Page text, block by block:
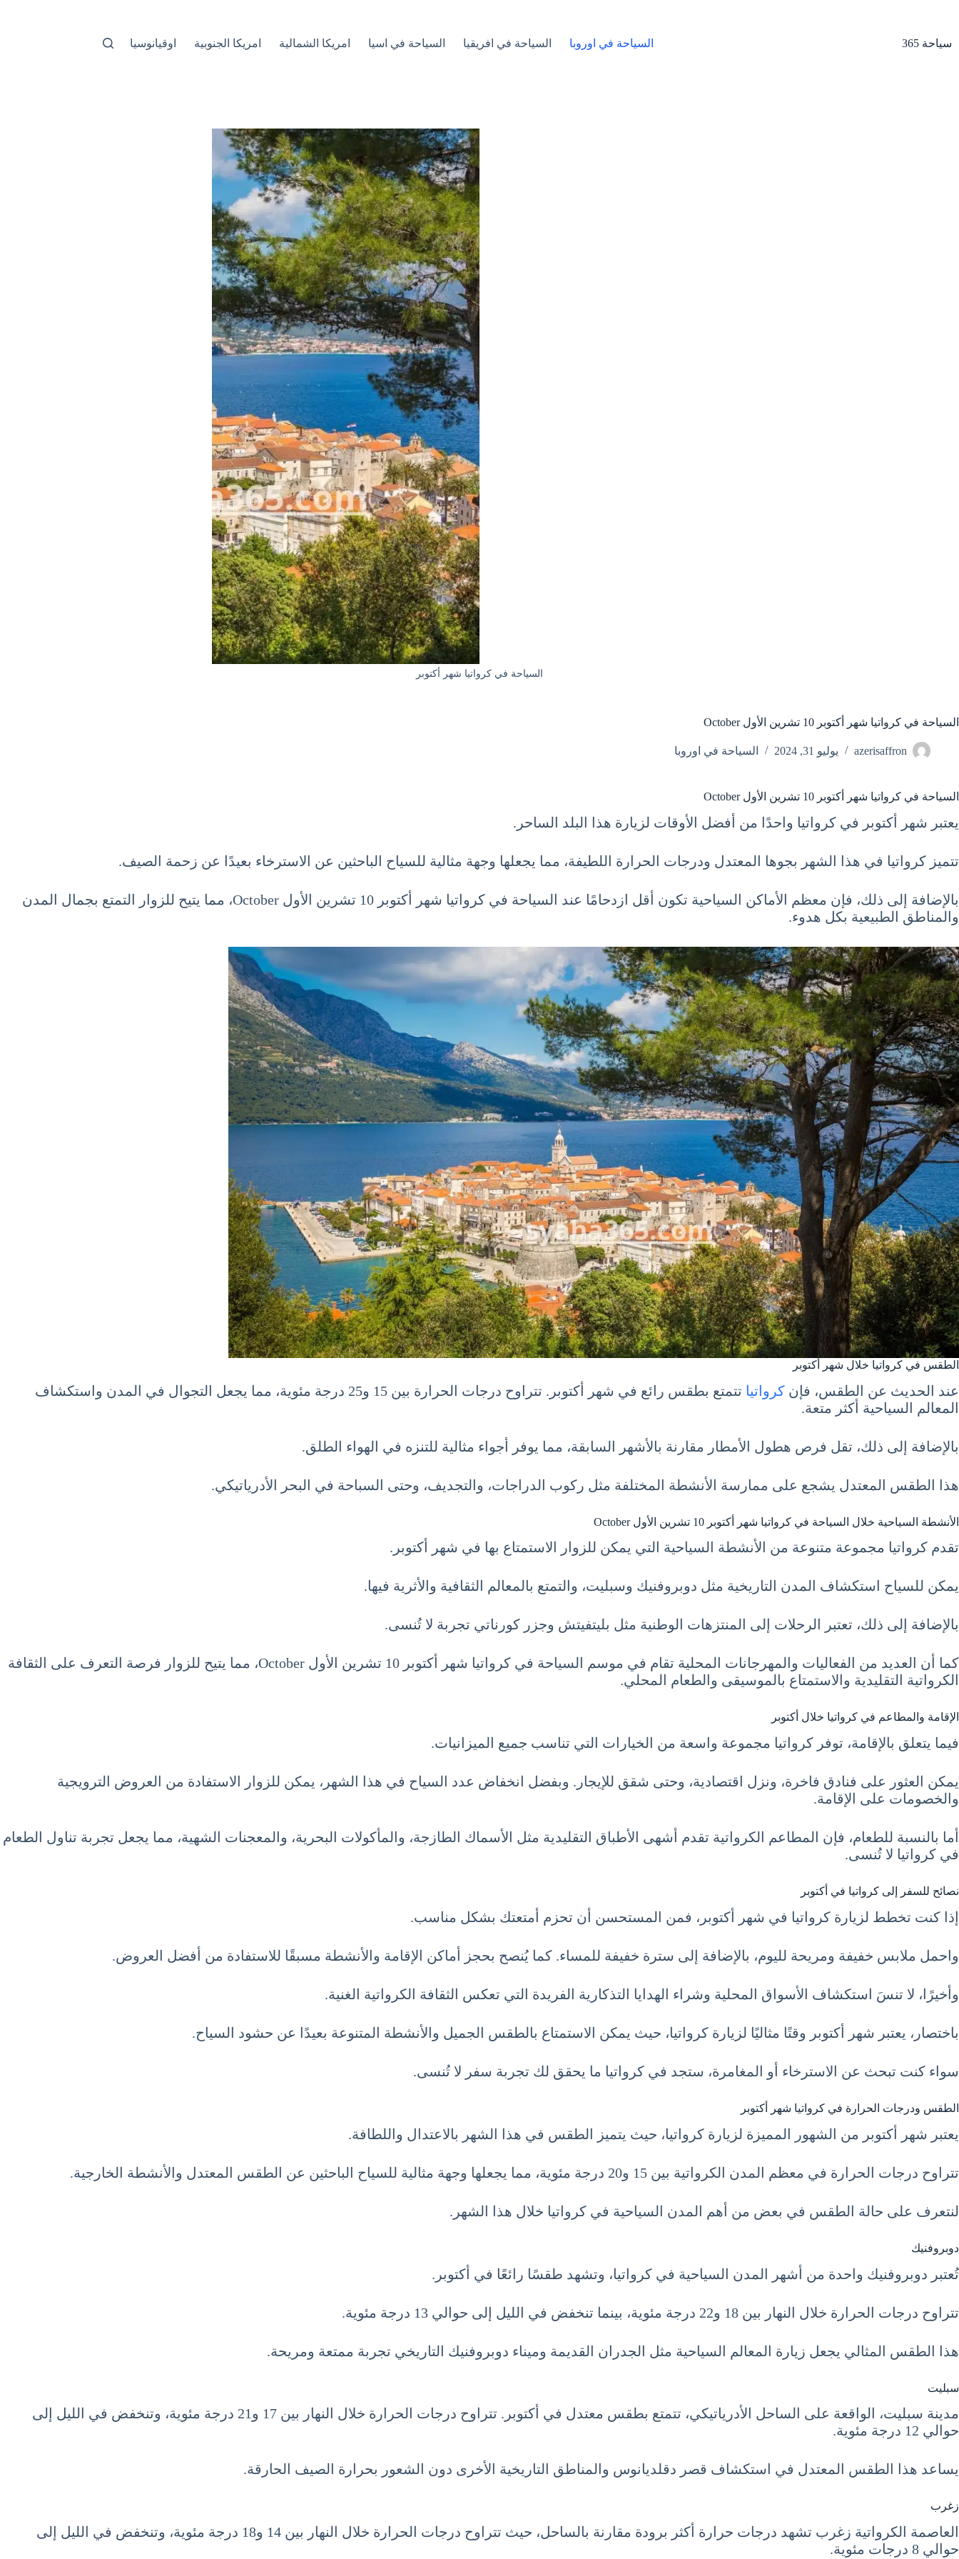
سياحة 365 السياحة في اوروبا السياحة في افريقيا السياحة في اسيا امريكا الشمالية امريكا الجنوبية اوقيانوسيا
السياحة في كرواتيا شهر أكتوبر
السياحة في كرواتيا شهر أكتوبر 10 تشرين الأول October
azerisaffron يوليو 31, 2024 السياحة في اوروبا
السياحة في كرواتيا شهر أكتوبر 10 تشرين الأول October
يعتبر شهر أكتوبر في كرواتيا واحدًا من أفضل الأوقات لزيارة هذا البلد الساحر.
تتميز كرواتيا في هذا الشهر بجوها المعتدل ودرجات الحرارة اللطيفة، مما يجعلها وجهة مثالية للسياح الباحثين عن الاسترخاء بعيدًا عن زحمة الصيف.
بالإضافة إلى ذلك، فإن معظم الأماكن السياحية تكون أقل ازدحامًا عند السياحة في كرواتيا شهر أكتوبر 10 تشرين الأول October، مما يتيح للزوار التمتع بجمال المدن
والمناطق الطبيعية بكل هدوء.
الطقس في كرواتيا خلال شهر أكتوبر
عند الحديث عن الطقس، فإن كرواتيا
تتمتع بطقس رائع في شهر أكتوبر. تتراوح درجات الحرارة بين 15 و25 درجة مئوية، مما يجعل التجوال في المدن واستكشاف
المعالم السياحية أكثر متعة.
بالإضافة إلى ذلك، تقل فرص هطول الأمطار مقارنة بالأشهر السابقة، مما يوفر أجواء مثالية للتنزه في الهواء الطلق.
هذا الطقس المعتدل يشجع على ممارسة الأنشطة المختلفة مثل ركوب الدراجات، والتجديف، وحتى السباحة في البحر الأدرياتيكي.
الأنشطة السياحية خلال السياحة في كرواتيا شهر أكتوبر 10 تشرين الأول October
تقدم كرواتيا مجموعة متنوعة من الأنشطة السياحية التي يمكن للزوار الاستمتاع بها في شهر أكتوبر.
يمكن للسياح استكشاف المدن التاريخية مثل دوبروفنيك وسبليت، والتمتع بالمعالم الثقافية والأثرية فيها.
بالإضافة إلى ذلك، تعتبر الرحلات إلى المنتزهات الوطنية مثل بليتفيتش وجزر كورناتي تجربة لا تُنسى.
كما أن العديد من الفعاليات والمهرجانات المحلية تقام في موسم السياحة في كرواتيا شهر أكتوبر 10 تشرين الأول October، مما يتيح للزوار فرصة التعرف على الثقافة
الكرواتية التقليدية والاستمتاع بالموسيقى والطعام المحلي.
الإقامة والمطاعم في كرواتيا خلال أكتوبر
فيما يتعلق بالإقامة، توفر كرواتيا مجموعة واسعة من الخيارات التي تناسب جميع الميزانيات.
يمكن العثور على فنادق فاخرة، ونزل اقتصادية، وحتى شقق للإيجار. وبفضل انخفاض عدد السياح في هذا الشهر، يمكن للزوار الاستفادة من العروض الترويجية
والخصومات على الإقامة.
أما بالنسبة للطعام، فإن المطاعم الكرواتية تقدم أشهى الأطباق التقليدية مثل الأسماك الطازجة، والمأكولات البحرية، والمعجنات الشهية، مما يجعل تجربة تناول الطعام
في كرواتيا لا تُنسى.
نصائح للسفر إلى كرواتيا في أكتوبر
إذا كنت تخطط لزيارة كرواتيا في شهر أكتوبر، فمن المستحسن أن تحزم أمتعتك بشكل مناسب.
واحمل ملابس خفيفة ومريحة لليوم، بالإضافة إلى سترة خفيفة للمساء. كما يُنصح بحجز أماكن الإقامة والأنشطة مسبقًا للاستفادة من أفضل العروض.
وأخيرًا، لا تنسَ استكشاف الأسواق المحلية وشراء الهدايا التذكارية الفريدة التي تعكس الثقافة الكرواتية الغنية.
باختصار، يعتبر شهر أكتوبر وقتًا مثاليًا لزيارة كرواتيا، حيث يمكن الاستمتاع بالطقس الجميل والأنشطة المتنوعة بعيدًا عن حشود السياح.
سواء كنت تبحث عن الاسترخاء أو المغامرة، ستجد في كرواتيا ما يحقق لك تجربة سفر لا تُنسى.
الطقس ودرجات الحرارة في كرواتيا شهر أكتوبر
يعتبر شهر أكتوبر من الشهور المميزة لزيارة كرواتيا، حيث يتميز الطقس في هذا الشهر بالاعتدال واللطافة.
تتراوح درجات الحرارة في معظم المدن الكرواتية بين 15 و20 درجة مئوية، مما يجعلها وجهة مثالية للسياح الباحثين عن الطقس المعتدل والأنشطة الخارجية.
لنتعرف على حالة الطقس في بعض من أهم المدن السياحية في كرواتيا خلال هذا الشهر.
دوبروفنيك
تُعتبر دوبروفنيك واحدة من أشهر المدن السياحية في كرواتيا، وتشهد طقسًا رائعًا في أكتوبر.
تتراوح درجات الحرارة خلال النهار بين 18 و22 درجة مئوية، بينما تنخفض في الليل إلى حوالي 13 درجة مئوية.
هذا الطقس المثالي يجعل زيارة المعالم السياحية مثل الجدران القديمة وميناء دوبروفنيك التاريخي تجربة ممتعة ومريحة.
سبليت
مدينة سبليت، الواقعة على الساحل الأدرياتيكي، تتمتع بطقس معتدل في أكتوبر. تتراوح درجات الحرارة خلال النهار بين 17 و21 درجة مئوية، وتنخفض في الليل إلى
حوالي 12 درجة مئوية.
يساعد هذا الطقس المعتدل في استكشاف قصر دقلديانوس والمناطق التاريخية الأخرى دون الشعور بحرارة الصيف الحارقة.
زغرب
العاصمة الكرواتية زغرب تشهد درجات حرارة أكثر برودة مقارنة بالساحل، حيث تتراوح درجات الحرارة خلال النهار بين 14 و18 درجة مئوية، وتنخفض في الليل إلى
حوالي 8 درجات مئوية.